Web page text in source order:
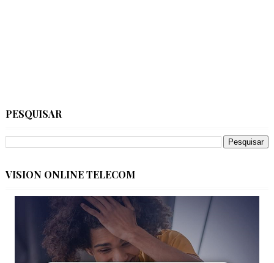
PESQUISAR
VISION ONLINE TELECOM